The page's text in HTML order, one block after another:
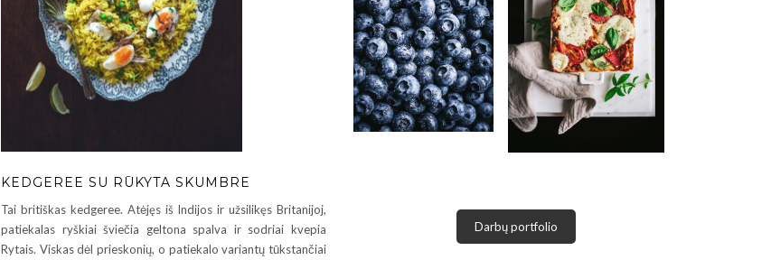
KEDGEREE SU RŪKYTA SKUMBRE
Tai britiškas kedgeree. Atėjęs iš Indijos ir užsilikęs Britanijoj,
patiekalas ryškiai šviečia geltona spalva ir sodriai kvepia
Rytais. Viskas dėl prieskonių, o patiekalo variantų tūkstančiai
Darbų portfolio